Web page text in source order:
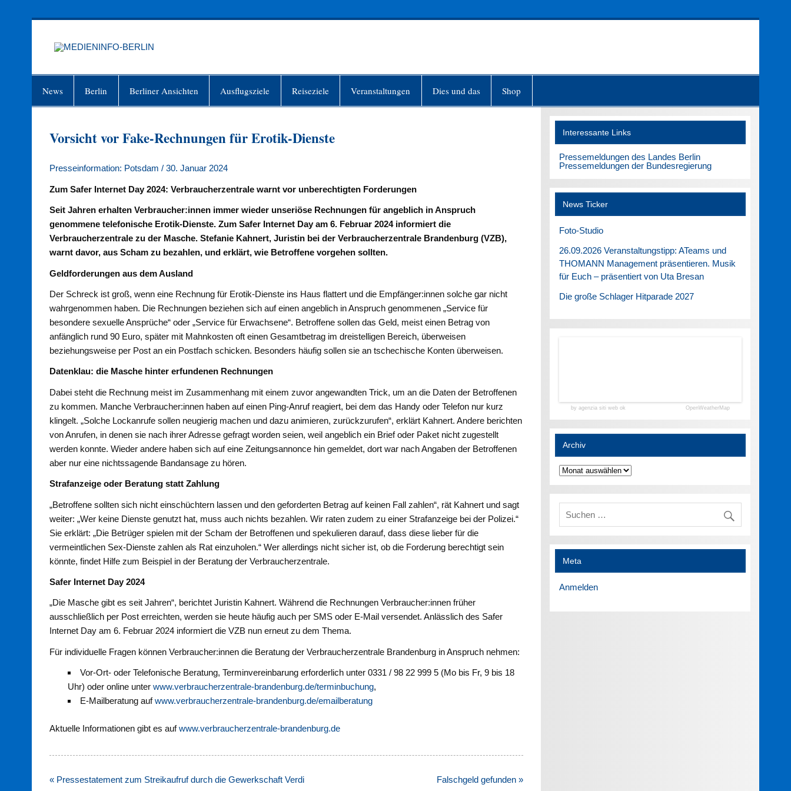
News Berlin Berliner Ansichten Ausflugsziele Reiseziele Veranstaltungen Dies und das Shop
Vorsicht vor Fake-Rechnungen für Erotik-Dienste
Presseinformation: Potsdam / 30. Januar 2024
Zum Safer Internet Day 2024: Verbraucherzentrale warnt vor unberechtigten Forderungen
Seit Jahren erhalten Verbraucher:innen immer wieder unseriöse Rechnungen für angeblich in Anspruch
genommene telefonische Erotik-Dienste. Zum Safer Internet Day am 6. Februar 2024 informiert die
Verbraucherzentrale zu der Masche. Stefanie Kahnert, Juristin bei der Verbraucherzentrale Brandenburg (VZB),
warnt davor, aus Scham zu bezahlen, und erklärt, wie Betroffene vorgehen sollten.
Geldforderungen aus dem Ausland
Der Schreck ist groß, wenn eine Rechnung für Erotik-Dienste ins Haus flattert und die Empfänger:innen solche gar nicht
wahrgenommen haben. Die Rechnungen beziehen sich auf einen angeblich in Anspruch genommenen „Service für
besondere sexuelle Ansprüche“ oder „Service für Erwachsene“. Betroffene sollen das Geld, meist einen Betrag von
anfänglich rund 90 Euro, später mit Mahnkosten oft einen Gesamtbetrag im dreistelligen Bereich, überweisen
beziehungsweise per Post an ein Postfach schicken. Besonders häufig sollen sie an tschechische Konten überweisen.
Datenklau: die Masche hinter erfundenen Rechnungen
Dabei steht die Rechnung meist im Zusammenhang mit einem zuvor angewandten Trick, um an die Daten der Betroffenen
zu kommen. Manche Verbraucher:innen haben auf einen Ping-Anruf reagiert, bei dem das Handy oder Telefon nur kurz
klingelt. „Solche Lockanrufe sollen neugierig machen und dazu animieren, zurückzurufen“, erklärt Kahnert. Andere berichten
von Anrufen, in denen sie nach ihrer Adresse gefragt worden seien, weil angeblich ein Brief oder Paket nicht zugestellt
werden konnte. Wieder andere haben sich auf eine Zeitungsannonce hin gemeldet, dort war nach Angaben der Betroffenen
aber nur eine nichtssagende Bandansage zu hören.
Strafanzeige oder Beratung statt Zahlung
„Betroffene sollten sich nicht einschüchtern lassen und den geforderten Betrag auf keinen Fall zahlen“, rät Kahnert und sagt
weiter: „Wer keine Dienste genutzt hat, muss auch nichts bezahlen. Wir raten zudem zu einer Strafanzeige bei der Polizei.“
Sie erklärt: „Die Betrüger spielen mit der Scham der Betroffenen und spekulieren darauf, dass diese lieber für die
vermeintlichen Sex-Dienste zahlen als Rat einzuholen.“ Wer allerdings nicht sicher ist, ob die Forderung berechtigt sein
könnte, findet Hilfe zum Beispiel in der Beratung der Verbraucherzentrale.
Safer Internet Day 2024
„Die Masche gibt es seit Jahren“, berichtet Juristin Kahnert. Während die Rechnungen Verbraucher:innen früher
ausschließlich per Post erreichten, werden sie heute häufig auch per SMS oder E-Mail versendet. Anlässlich des Safer
Internet Day am 6. Februar 2024 informiert die VZB nun erneut zu dem Thema.
Für individuelle Fragen können Verbraucher:innen die Beratung der Verbraucherzentrale Brandenburg in Anspruch nehmen:
Vor-Ort- oder Telefonische Beratung, Terminvereinbarung erforderlich unter 0331 / 98 22 999 5 (Mo bis Fr, 9 bis 18
Uhr) oder online unter www.verbraucherzentrale-brandenburg.de/terminbuchung,
E-Mailberatung aufwww.verbraucherzentrale-brandenburg.de/emailberatung
Aktuelle Informationen gibt es aufwww.verbraucherzentrale-brandenburg.de
Beitragsnavigation
« Pressestatement zum Streikaufruf durch die Gewerkschaft Verdi Falschgeld gefunden »
Interessante Links
Pressemeldungen des Landes Berlin
Pressemeldungen der Bundesregierung
News Ticker
Foto-Studio
26.09.2026 Veranstaltungstipp: ATeams und
THOMANN Management präsentieren. Musik
für Euch – präsentiert von Uta Bresan
Die große Schlager Hitparade 2027
by agenzia siti web ok OpenWeatherMap
Archiv
Archiv
Meta
Anmelden